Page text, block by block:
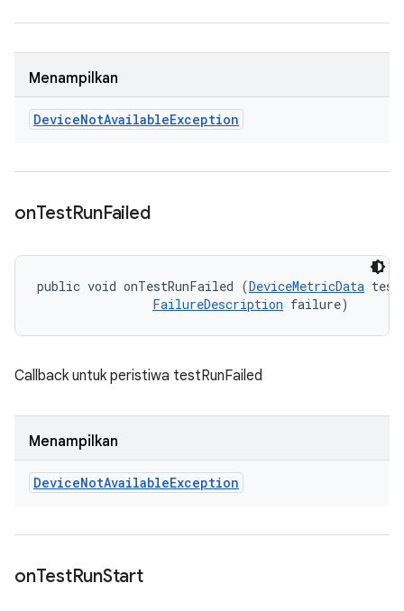
Menampilkan
DeviceNotAvailableException
onTestRunFailed
public void onTestRunFailed (DeviceMetricData
FailureDescription failure)
Callback untuk peristiwa testRunFailed
Menampilkan
DeviceNotAvailableException
onTestRunStart